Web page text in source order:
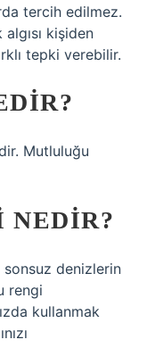
tercih edilmez.
kişiden
tepki verebilir.
Mutluluğu
NEDIR?
sonsuz denizlerin
rengi
kullanmak